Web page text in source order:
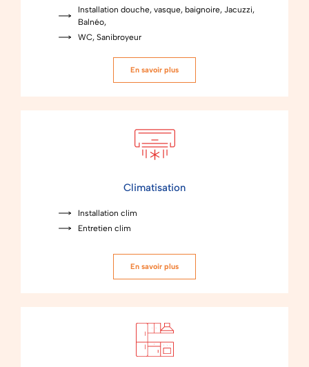
Installation douche, vasque, baignoire, Jacuzzi,
Balnéo,
WC, Sanibroyeur
En savoir plus
Climatisation
Installation clim
Entretien clim
En savoir plus